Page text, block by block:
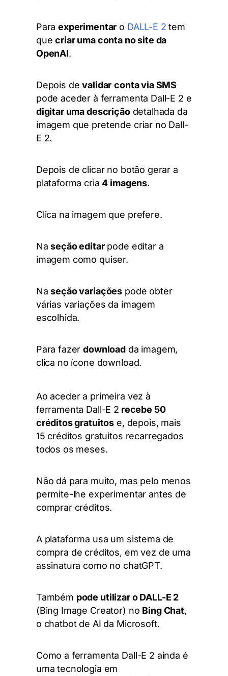
Paraexperimentar o DALL-E 2 tem
quecriar uma conta no site da
OpenAI.
Depois devalidar conta via SMS
pode aceder à ferramenta Dall-E 2 e
digitar uma descriçãodetalhada da
imagem que pretende criar no Dall-
E 2.
Depois de clicar no botão gerar a
plataforma cria4 imagens.
Clica na imagem que prefere.
Naseção editarpode editar a
imagem como quiser.
Naseção variações pode obter
várias variações da imagem
escolhida.
Para fazerdownloadda imagem,
clica no ícone download.
Ao aceder a primeira vez à
ferramenta Dall-E 2 recebe 50
créditos gratuitos e, depois, mais
15 créditos gratuitos recarregados
todos os meses.
Não dá para muito, mas pelo menos
permite-lhe experimentar antes de
comprar créditos.
A plataforma usa um sistema de
compra de créditos, em vez de uma
assinatura como no chatGPT.
Também pode utilizar o DALL-E 2
(Bing Image Creator) no Bing Chat,
o chatbot de AI da Microsoft.
Como a ferramenta Dall-E 2 ainda é
uma tecnologia em